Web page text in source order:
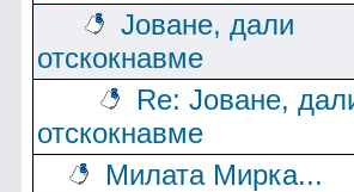
Јоване, дали
отскокнавме
Re: Јоване,
отскокнавме
Милата Мирка...